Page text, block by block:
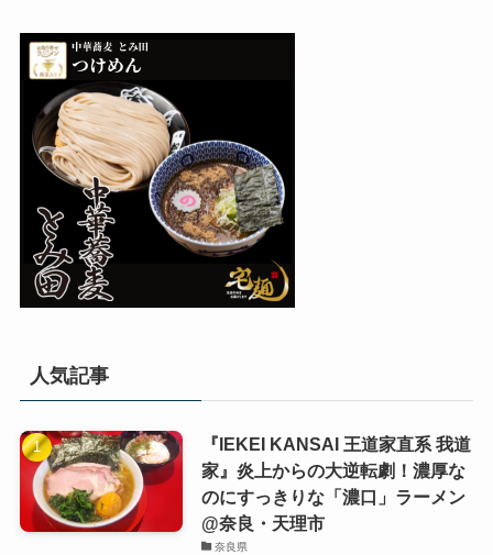
人気記事
『IEKEI KANSAI 王道家直系 我道
家』炎上からの大逆転劇！濃厚な
のにすっきりな「濃口」ラーメン
@奈良・天理市
奈良県